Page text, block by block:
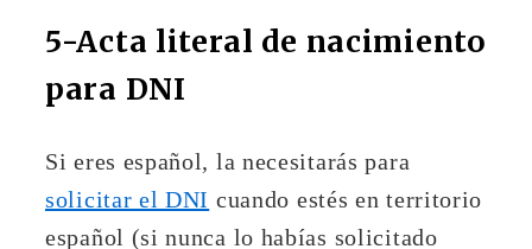
5-Acta literal de nacimiento
para DNI
Si eres español, la necesitarás para
solicitar el DNI cuando estés en territorio
español (si nunca lo habías solicitado